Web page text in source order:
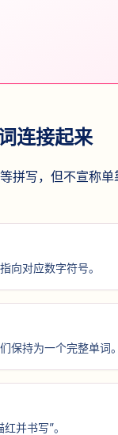
连接起来
拼写，但不宣称单
向对应数字符号。
保持为一个完整单词
并书写”。